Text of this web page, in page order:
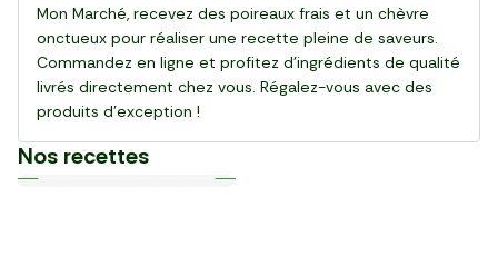
Mon Marché, recevez des poireaux frais et un chèvre
onctueux pour réaliser une recette pleine de saveurs.
Commandez en ligne et profitez d’ingrédients de qualité
livrés directement chez vous. Régalez-vous avec des
produits d’exception !
Nos recettes